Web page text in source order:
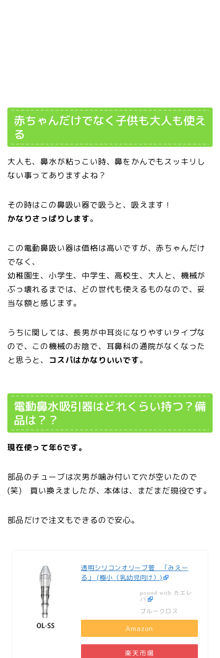
赤ちゃんだけでなく子供も大人も使え
る
大人も、鼻水が粘っこい時、鼻をかんでもスッキリし
ない事ってありますよね？
その時はこの鼻吸い器で吸うと、吸えます！
かなりさっぱりします。
この電動鼻吸い器は価格は高いですが、赤ちゃんだけ
でなく、
幼稚園生、小学生、中学生、高校生、大人と、機械が
ぶっ壊れるまでは、どの世代も使えるものなので、妥
当な額と感じます。
うちに関しては、長男が中耳炎になりやすいタイプな
ので、この機械のお陰で、耳鼻科の通院がなくなった
と思うと、 コスパはかなりいいです。
電動鼻水吸引器はどれくらい持つ？備
品は？？
現在使って年6です。
部品のチューブは次男が噛み付いて穴が空いたので
(笑) 買い換えましたが、本体は、まだまだ現役です。
部品だけで注文もできるので安心。
透明シリコンオリーブ管 「みえー
る」 (極小（乳幼児向け）)
posted with カエレ
バ
ブルークロス
Amazon
楽天市場